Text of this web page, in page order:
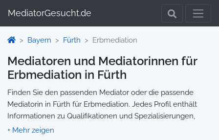
MediatorGesucht.de
Bayern Fürth Erbmediation
Mediatoren und Mediatorinnen für
Erbmediation in Fürth
Finden Sie den passenden Mediator oder die passende
Mediatorin in Fürth für Erbmediation. Jedes Profil enthält
Informationen zu Qualifikationen und Spezialisierungen,
sodass Sie gezielt die richtige Person für Ihre Mediation